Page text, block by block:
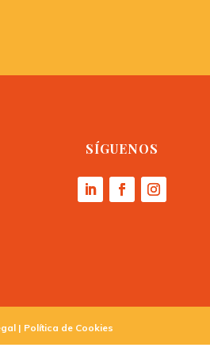
SÍGUENOS
| Política de Cookies